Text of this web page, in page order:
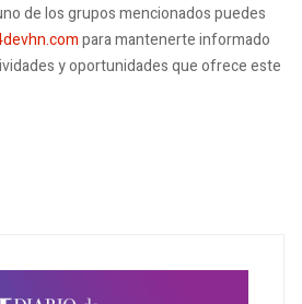
de los grupos mencionados puedes
para mantenerte informado
y oportunidades que ofrece este